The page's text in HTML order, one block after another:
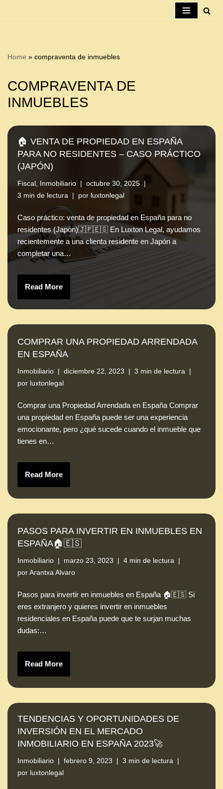
Home » compraventa de inmuebles
COMPRAVENTA DE
INMUEBLES
🏠 VENTA DE PROPIEDAD EN ESPAÑA
PARA NO RESIDENTES – CASO PRÁCTICO
(JAPÓN)
Fiscal , Inmobiliario
octubre 30, 2025
3 min de lectura
por luxtonlegal
Caso práctico: venta de propiedad en España para no
residentes (Japón)🇯🇵🇪🇸 En Luxton Legal, ayudamos
recientemente a una clienta residente en Japón a
completar una…
Read More
COMPRAR UNA PROPIEDAD ARRENDADA
EN ESPAÑA
Inmobiliario diciembre 22, 2023
3 min de lectura
por luxtonlegal
Comprar una Propiedad Arrendada en España Comprar
una propiedad en España puede ser una experiencia
emocionante, pero ¿qué sucede cuando el inmueble que
tienes en…
Read More
PASOS PARA INVERTIR EN INMUEBLES EN
ESPAÑA🏠🇪🇸
Inmobiliario marzo 23, 2023
4 min de lectura
por Arantxa Alvaro
Pasos para invertir en inmuebles en España 🏠🇪🇸 Si
eres extranjero y quieres invertir en inmuebles
residenciales en España puede que te surjan muchas
dudas:…
Read More
TENDENCIAS Y OPORTUNIDADES DE
INVERSIÓN EN EL MERCADO
INMOBILIARIO EN ESPAÑA 2023🚀
Inmobiliario febrero 9, 2023
3 min de lectura
por luxtonlegal